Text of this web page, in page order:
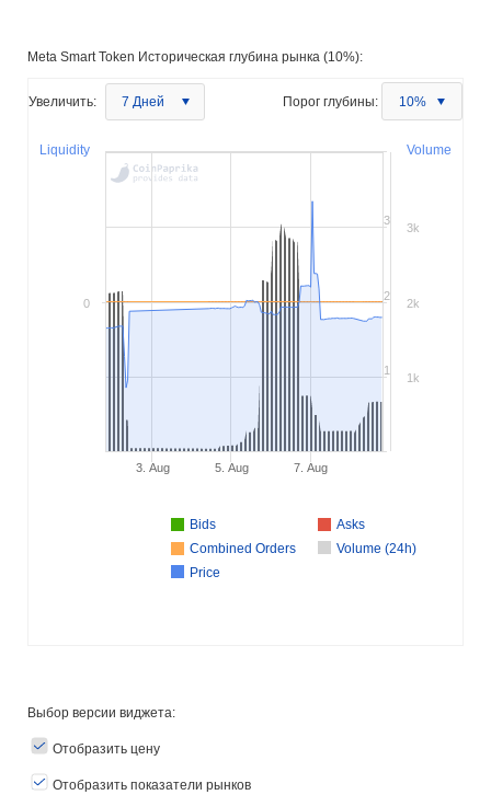
Meta Smart Token Историческая глубина рынка (10%):
Увеличить: 7 Дней Порог глубины: 10%
Volume
Liquidity
Bids
Asks
Combined Orders
Volume (24h)
Price
3. Aug 5. Aug 7. Aug
1
2
3
1k
2k
3k
0
Выбор версии виджета:
Отобразить цену
Отобразить показатели рынков